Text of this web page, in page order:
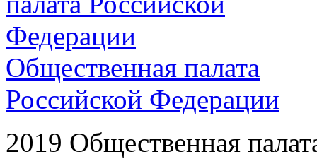
Общественная палата
Российской Федерации
2019 Общественная